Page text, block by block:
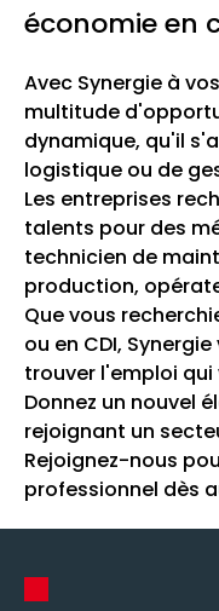
économie en
Avec Synergie à
multitude
dynamique, qu'il
logistique ou de
Les entreprises
talents pour des
technicien de
production,
Que vous
ou en CDI,
trouver l'emploi
Donnez un nouvel
rejoignant un
Rejoignez-nous
professionnel dès